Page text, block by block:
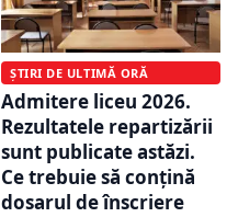
ȘTIRI DE ULTIMĂ ORĂ
Admitere liceu 2026.
Rezultatele repartizării
sunt publicate astăzi.
Ce trebuie să conțină
dosarul de înscriere